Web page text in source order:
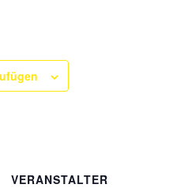
VERANSTALTER